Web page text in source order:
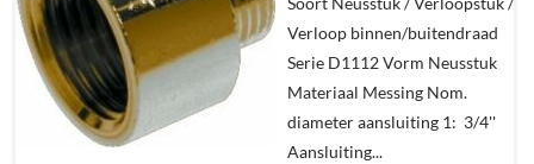
Details
In
winkelmand
Verloop binnen/buitendraad
Serie D1112 Vorm Neusstuk
Materiaal Messing Nom.
diameter aansluiting 1: 3/4''
Aansluiting...